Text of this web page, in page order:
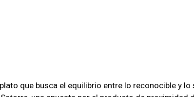
que busca el equilibrio entre lo reconocible y lo